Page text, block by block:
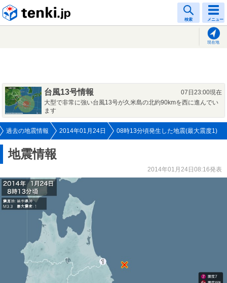
検索 メニュー
現在地
台風13号情報
07日23:00現在
大型で非常に強い台風13号が久米島の北約90kmを西に進んでい
ます
過去の地震情報 2014年01月24日 08時13分頃発生した地震(最大震度1)
地震情報
2014年01月24日08:16発表